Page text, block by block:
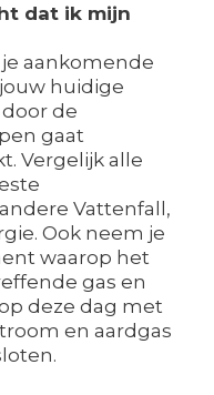
dat ik mijn
aankomende
huidige
de
gaat
Vergelijk alle
Vattenfall,
Ook neem je
waarop het
gas en
deze dag met
en aardgas